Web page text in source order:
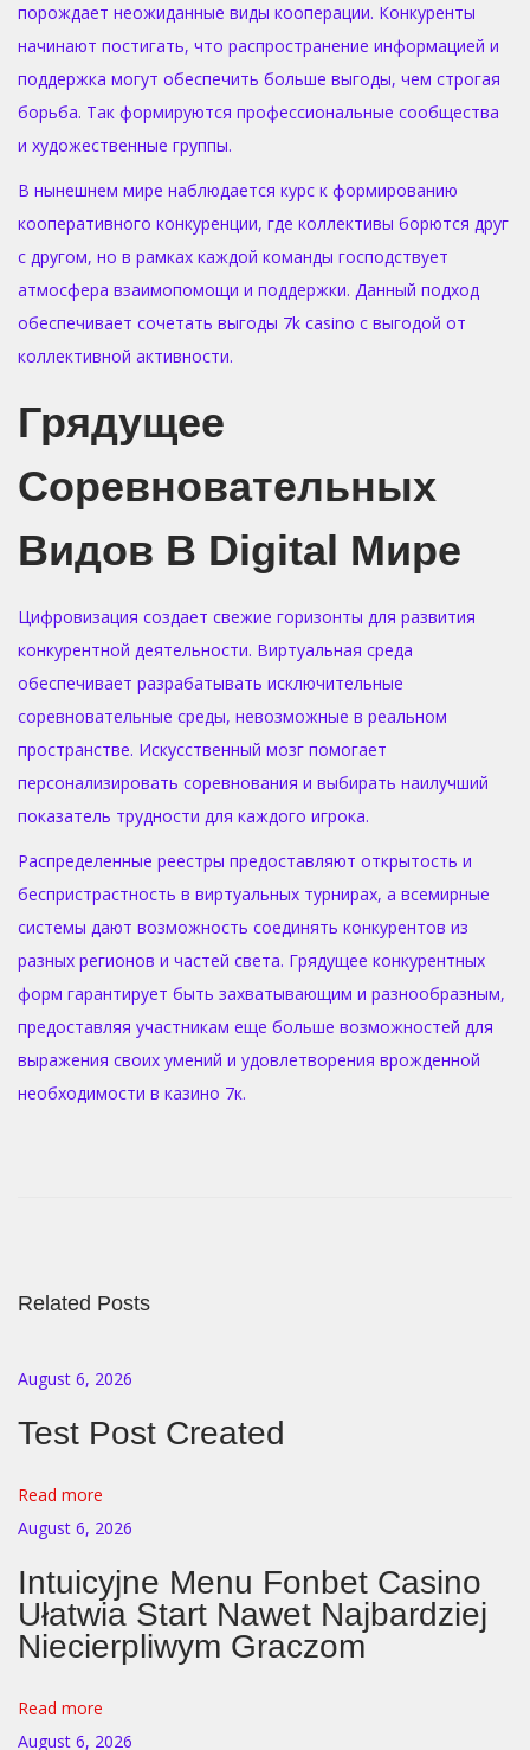
порождает неожиданные виды кооперации. Конкуренты
начинают постигать, что распространение информацией и
поддержка могут обеспечить больше выгоды, чем строгая
борьба. Так формируются профессиональные сообщества
и художественные группы.
В нынешнем мире наблюдается курс к формированию
кооперативного конкуренции, где коллективы борются друг
с другом, но в рамках каждой команды господствует
атмосфера взаимопомощи и поддержки. Данный подход
обеспечивает сочетать выгоды 7k casino с выгодой от
коллективной активности.
Грядущее
Соревновательных
Видов В Digital Мире
Цифровизация создает свежие горизонты для развития
конкурентной деятельности. Виртуальная среда
обеспечивает разрабатывать исключительные
соревновательные среды, невозможные в реальном
пространстве. Искусственный мозг помогает
персонализировать соревнования и выбирать наилучший
показатель трудности для каждого игрока.
Распределенные реестры предоставляют открытость и
беспристрастность в виртуальных турнирах, а всемирные
системы дают возможность соединять конкурентов из
разных регионов и частей света. Грядущее конкурентных
форм гарантирует быть захватывающим и разнообразным,
предоставляя участникам еще больше возможностей для
выражения своих умений и удовлетворения врожденной
необходимости в казино 7к.
о
п
и
н
е
н
а
и
н
Related Posts
August 6, 2026
Test Post Created
Read more
August 6, 2026
Intuicyjne Menu Fonbet Casino
Ułatwia Start Nawet Najbardziej
Niecierpliwym Graczom
Read more
August 6, 2026